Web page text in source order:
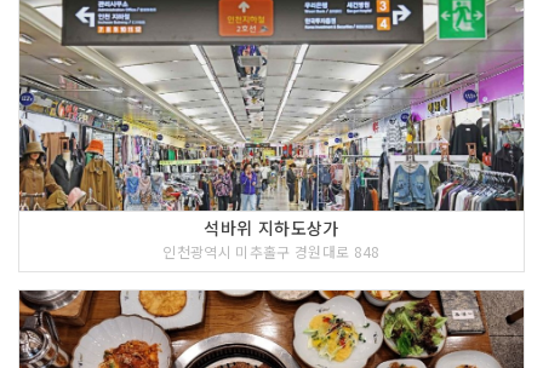
석바위 지하도상가
인천광역시 미추홀구 경원대로 848